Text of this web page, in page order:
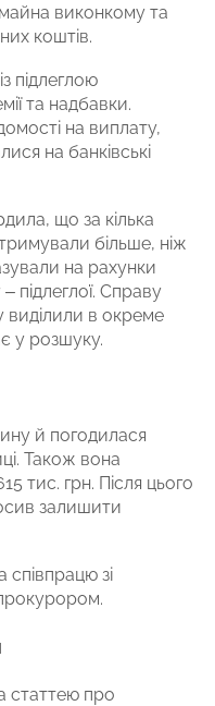
виконкому та
коштів.
підлеглою
та надбавки.
на виплату,
на банківські
що за кілька
більше, ніж
на рахунки
підлеглої. Справу
виділили в окреме
у розшуку.
й погодилася
Також вона
тис. грн. Після цього
залишити
зі
статтею про